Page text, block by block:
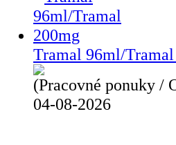
Tramal 96ml/
(Pracovné ponuky /
04-08-2026